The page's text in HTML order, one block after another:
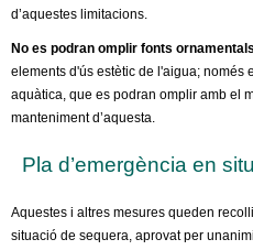
d’aquestes limitacions.
No es podran omplir fonts
elements d'ús estètic de l'aigua; només
aquàtica, que es podran omplir amb el
manteniment d’aquesta.
Pla d’emergència en
Aquestes i altres mesures queden
situació de sequera, aprovat per